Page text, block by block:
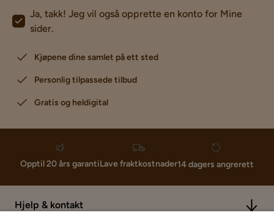
Ja, takk! Jeg vil også opprette en konto for Mine
sider.
Kjøpene dine samlet på ett sted
Personlig tilpassede tilbud
Gratis og heldigital
Opptil 20 års garantiLave fraktkostnader14 dagers angrerett
Hjelp & kontakt